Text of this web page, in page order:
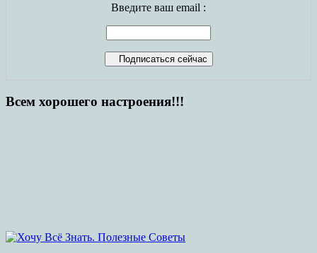
Введите ваш email :
Всем хорошего настроения!!!